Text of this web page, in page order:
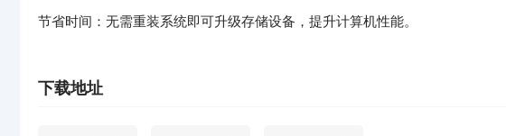
节省时间：无需重装系统即可升级存储设备，提升计算机性能。
下载地址